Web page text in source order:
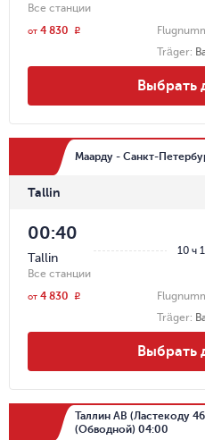
Все станции
Träger:
от 4 830 r
Выбрать
Маарду - Санкт-
Tallin
10 ч
00:40
Tallin
Все станции
Träger:
от 4 830 r
Выбрать
Таллин АВ (Ластекоду
(Обводной) 04:00